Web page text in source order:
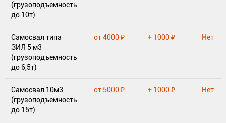
(грузоподъемность
до 10т)
Самосвал типа
ЗИЛ 5 м3
(грузоподъемность
до 6,5т)
от 4000 ₽ + 1000 ₽ Нет
Самосвал 10м3
(грузоподъемность
до 15т)
от 5000 ₽ + 1000 ₽ Нет